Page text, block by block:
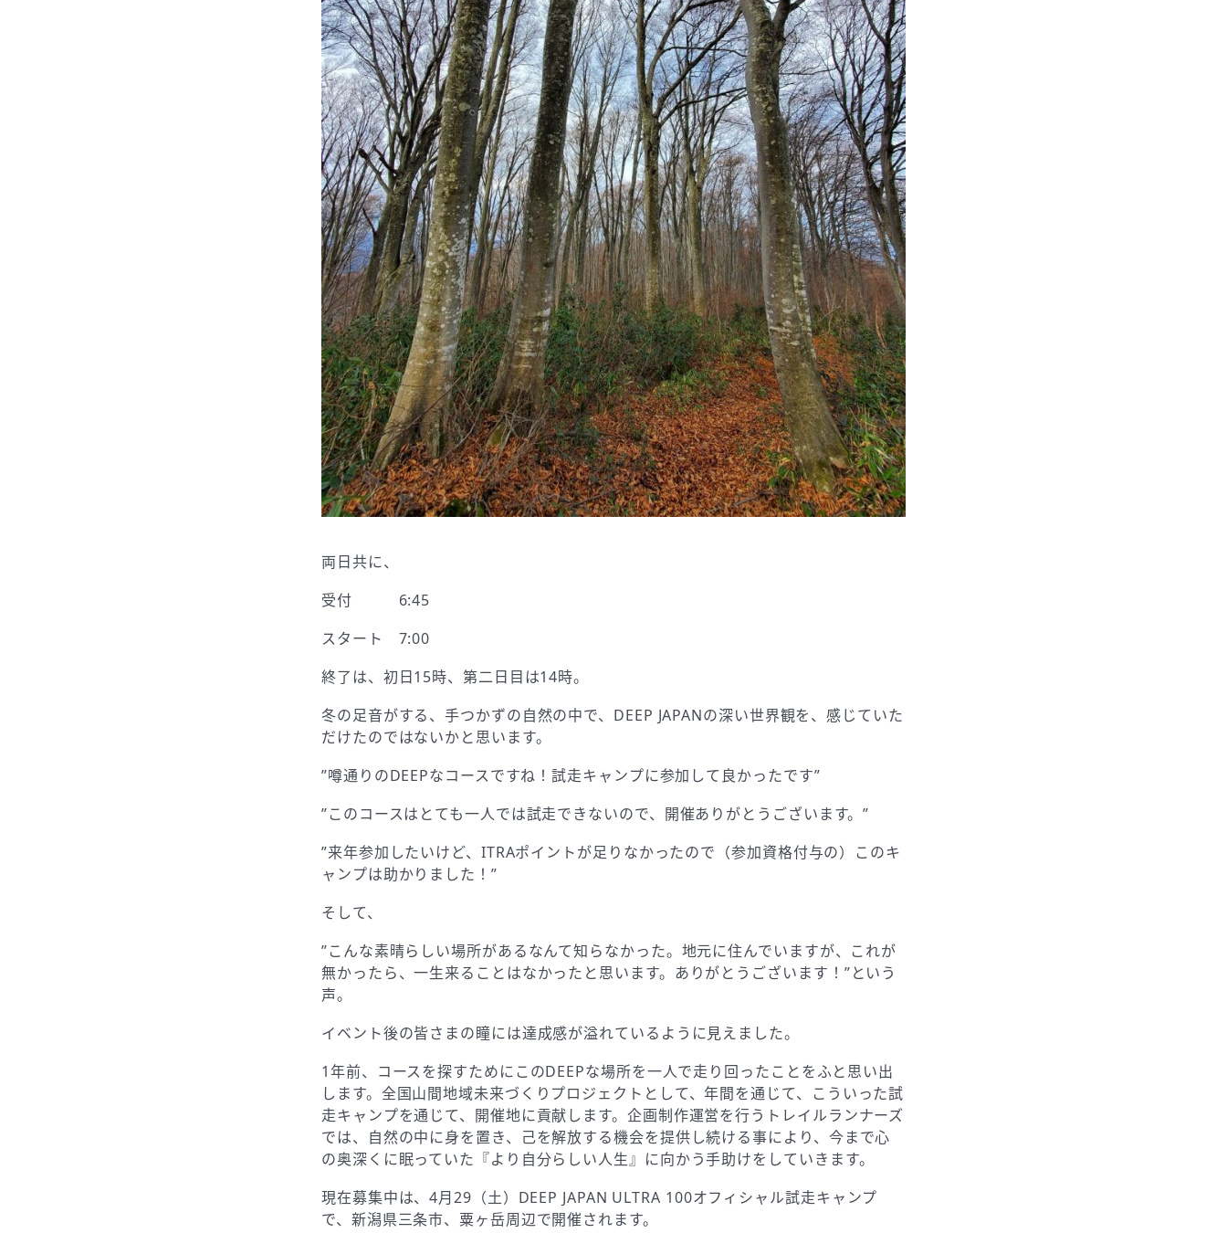
両日共に、
受付 6:45
スタート 7:00
終了は、初日15時、第二日目は14時。
冬の足音がする、手つかずの自然の中で、DEEP JAPANの深い世界観を、感じていた
だけたのではないかと思います。
”噂通りのDEEPなコースですね！試走キャンプに参加して良かったです”
”このコースはとても一人では試走できないので、開催ありがとうございます。”
”来年参加したいけど、ITRAポイントが足りなかったので（参加資格付与の）このキ
ャンプは助かりました！”
そして、
”こんな素晴らしい場所があるなんて知らなかった。地元に住んでいますが、これが
無かったら、一生来ることはなかったと思います。ありがとうございます！”という
声。
イベント後の皆さまの瞳には達成感が溢れているように見えました。
1年前、コースを探すためにこのDEEPな場所を一人で走り回ったことをふと思い出
します。全国山間地域未来づくりプロジェクトとして、年間を通じて、こういった試
走キャンプを通じて、開催地に貢献します。企画制作運営を行うトレイルランナーズ
では、自然の中に身を置き、己を解放する機会を提供し続ける事により、今まで心
の奥深くに眠っていた『より自分らしい人生』に向かう手助けをしていきます。
現在募集中は、4月29（土）DEEP JAPAN ULTRA 100オフィシャル試走キャンプ
で、新潟県三条市、粟ヶ岳周辺で開催されます。